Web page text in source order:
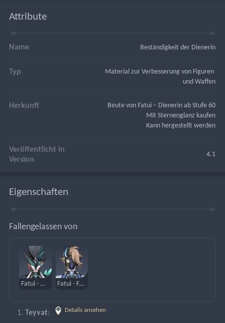
Attribute
Name Beständigkeit der Dienerin
Typ
Material zur Verbesserung von Figuren
und Waffen
Herkunft
Beute von Fatui – Dienerin ab Stufe 60
Mit Sternenglanz kaufen
Kann hergestellt werden
Veröffentlicht in
Version
4.1
Eigenschaften
Fallengelassen von
Fatui - Winddienerin Fatui - Frostdienerin
Teyvat: Details ansehen